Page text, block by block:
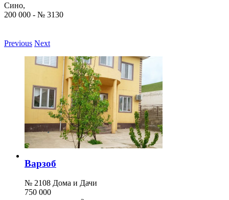
Сино,
200 000 - № 3130
Previous Next
Варзоб
№ 2108 Дома и Дачи
750 000